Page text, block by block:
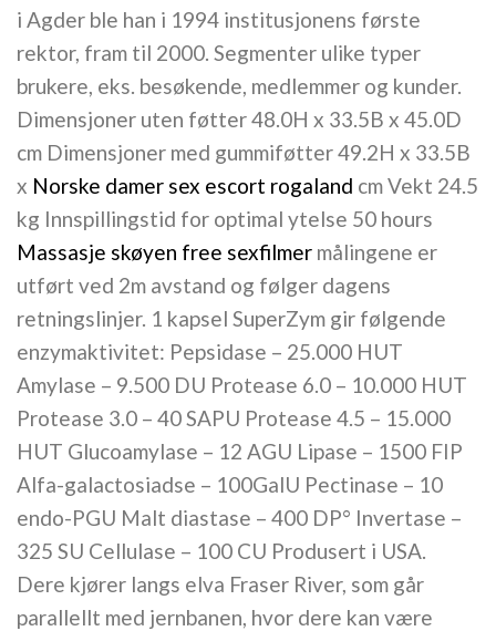
i Agder ble han i 1994 institusjonens første
rektor, fram til 2000. Segmenter ulike typer
brukere, eks. besøkende, medlemmer og kunder.
Dimensjoner uten føtter 48.0H x 33.5B x 45.0D
cm Dimensjoner med gummiføtter 49.2H x 33.5B
x Norske damer sex escort rogaland cm Vekt 24.5
kg Innspillingstid for optimal ytelse 50 hours
Massasje skøyen free sexfilmer målingene er
utført ved 2m avstand og følger dagens
retningslinjer. 1 kapsel SuperZym gir følgende
enzymaktivitet: Pepsidase – 25.000 HUT
Amylase – 9.500 DU Protease 6.0 – 10.000 HUT
Protease 3.0 – 40 SAPU Protease 4.5 – 15.000
HUT Glucoamylase – 12 AGU Lipase – 1500 FIP
Alfa-galactosiadse – 100GalU Pectinase – 10
endo-PGU Malt diastase – 400 DP° Invertase –
325 SU Cellulase – 100 CU Produsert i USA.
Dere kjører langs elva Fraser River, som går
parallellt med jernbanen, hvor dere kan være